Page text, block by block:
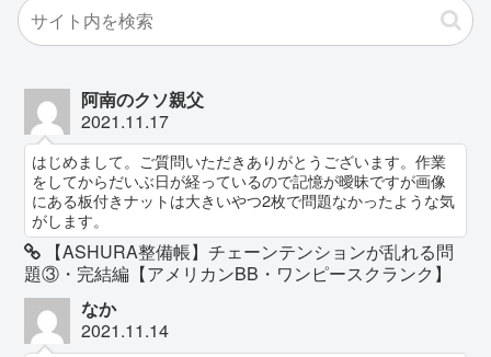
阿南のクソ親父
2021.11.17
はじめまして。ご質問いただきありがとうございます。作業
をしてからだいぶ日が経っているので記憶が曖昧ですが画像
にある板付きナットは大きいやつ2枚で問題なかったような気
がします。
【ASHURA整備帳】チェーンテンションが乱れる問
題③・完結編【アメリカンBB・ワンピースクランク】
なか
2021.11.14